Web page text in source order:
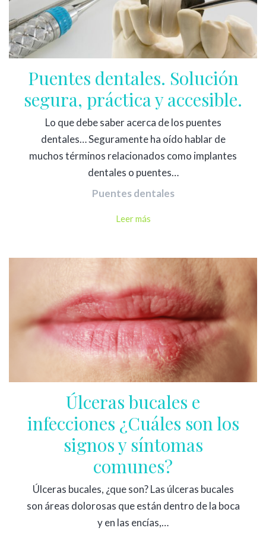
Puentes dentales. Solución
segura, práctica y accesible.
Lo que debe saber acerca de los puentes
dentales… Seguramente ha oído hablar de
muchos términos relacionados como implantes
dentales o puentes…
Puentes dentales
Leer más
Úlceras bucales e
infecciones ¿Cuáles son los
signos y síntomas
comunes?
Úlceras bucales, ¿que son? Las úlceras bucales
son áreas dolorosas que están dentro de la boca
y en las encías,…